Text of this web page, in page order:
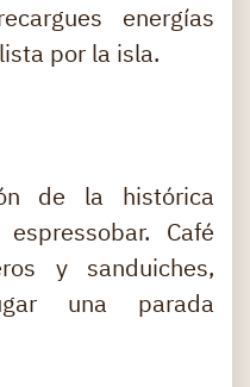
energías
por la isla.
de la histórica
Café
y sanduiches,
una parada